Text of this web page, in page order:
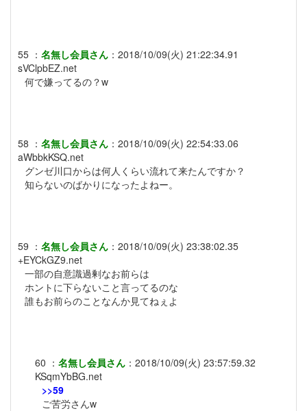
55 ： 名無し会員さん ： 2018/10/09(火) 21:22:34.91
sVClpbEZ.net
何で嫌ってるの？w
58 ： 名無し会員さん ： 2018/10/09(火) 22:54:33.06
aWbbkKSQ.net
グンゼ川口からは何人くらい流れて来たんですか？
知らないのばかりになったよねー。
59 ： 名無し会員さん ： 2018/10/09(火) 23:38:02.35
+EYCkGZ9.net
一部の自意識過剰なお前らは
ホントに下らないこと言ってるのな
誰もお前らのことなんか見てねぇよ
60 ： 名無し会員さん ： 2018/10/09(火) 23:57:59.32
KSqmYbBG.net
>>59
ご苦労さんw